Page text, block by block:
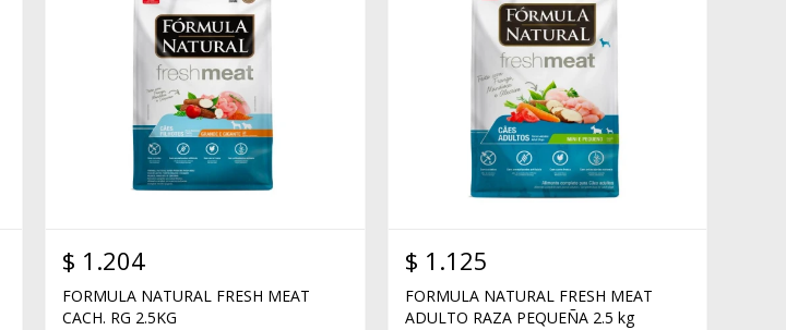
$ 1.204
FORMULA NATURAL FRESH MEAT
CACH. RG 2.5KG
$ 1.125
FORMULA NATURAL FRESH MEAT
ADULTO RAZA PEQUEÑA 2.5 kg